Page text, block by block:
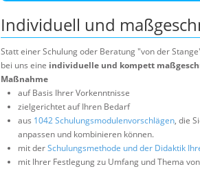
Individuell und
Statt einer Schulung oder Beratung "von der
bei uns eine individuelle und kompett
Maßnahme
auf Basis Ihrer Vorkenntnisse
zielgerichtet auf Ihren Bedarf
aus 1042 Schulungsmodulenvorschlägen, die
anpassen und kombinieren können.
mit derSchulungsmethode und der Didaktik
mit Ihrer Festlegung zu Umfang und Thema